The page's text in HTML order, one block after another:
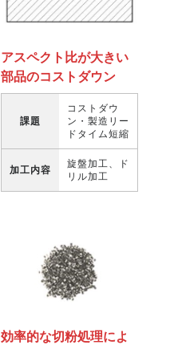
アスペクト比が大きい
部品のコストダウン
課題
コストダウ
ン・製造リー
ドタイム短縮
加工内容
旋盤加工、ド
リル加工
効率的な切粉処理によ